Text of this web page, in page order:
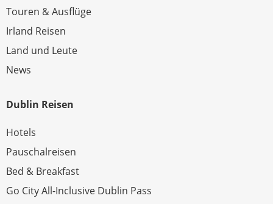
Touren & Ausflüge
Irland Reisen
Land und Leute
News
Dublin Reisen
Hotels
Pauschalreisen
Bed & Breakfast
Go City All-Inclusive Dublin Pass